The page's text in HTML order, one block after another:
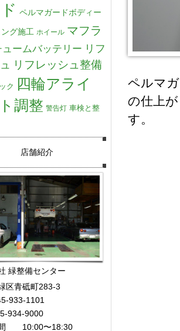
ペルマ
の仕上
す。
ペルマガードボディー
グ施工 ホイール マフラ
ュームバッテリー リフ
リフレッシュ整備
ク
四輪アライ
調整 警告灯 車検と整
店舗紹介
緑整備センター
区青砥町283-3
933-1101
934-9000
間 10:00〜18:30